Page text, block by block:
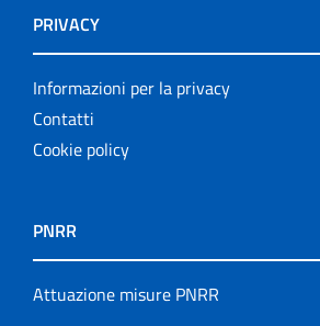
PRIVACY
Informazioni per la privacy
Contatti
Cookie policy
PNRR
Attuazione misure PNRR